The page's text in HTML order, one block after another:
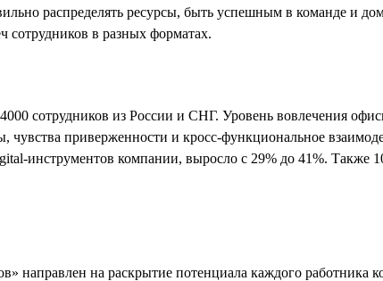
распределять ресурсы, быть успешным в команде и
сотрудников в разных форматах.
сотрудников из России и СНГ. Уровень вовлечения
чувства приверженности и кросс-функциональное
инструментов компании, выросло с 29% до 41%. Также
направлен на раскрытие потенциала каждого работника